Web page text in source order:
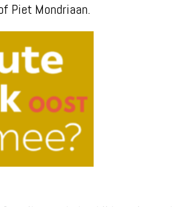
Piet Mondriaan.